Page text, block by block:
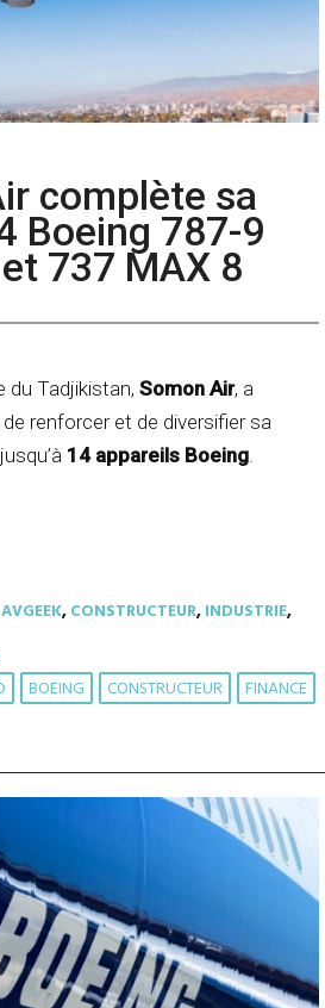
complète sa
Boeing 787-9
737 MAX 8
du Tadjikistan, Somon Air, a
renforcer et de diversifier sa
14 appareils Boeing
AVGEEK,CONSTRUCTEUR,INDUSTRIE,
BOEING CONSTRUCTEUR
FINANCE